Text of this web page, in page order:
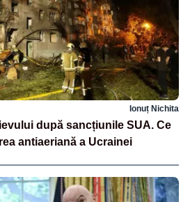
Ionuț Nichita
după sancțiunile SUA. Ce
antiaeriană a Ucrainei